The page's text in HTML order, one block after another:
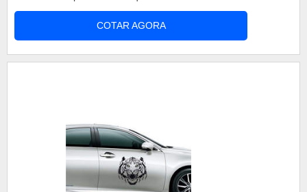
retentores trabalha com diversos modelos da
peça, para atender a demanda em necessidades
de diversosmotores, como os de: - Motos; -
COTAR AGORA